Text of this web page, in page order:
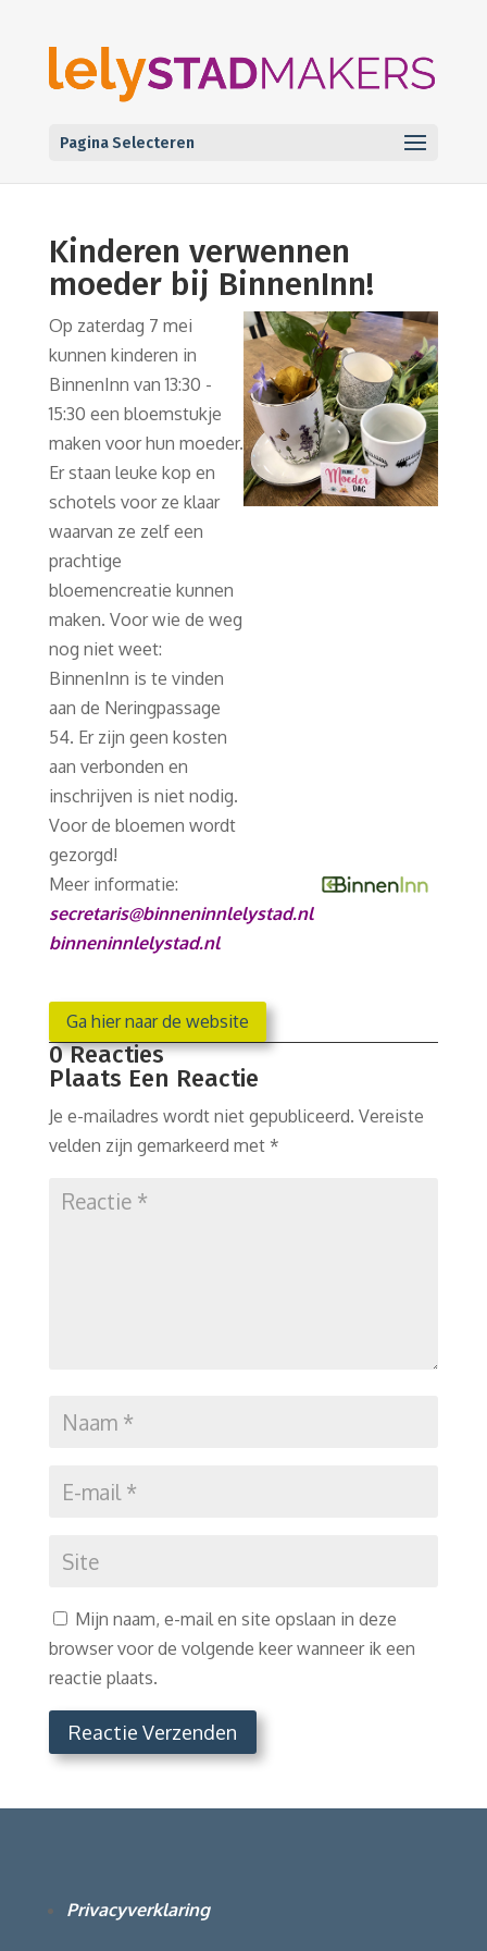
Pagina Selecteren
Kinderen verwennen
moeder bij BinnenInn!
Op zaterdag 7 mei
kunnen kinderen in
BinnenInn van 13:30 -
15:30 een bloemstukje
maken voor hun moeder.
Er staan leuke kop en
schotels voor ze klaar
waarvan ze zelf een
prachtige
bloemencreatie kunnen
maken. Voor wie de weg
nog niet weet:
BinnenInn is te vinden
aan de Neringpassage
54. Er zijn geen kosten
aan verbonden en
inschrijven is niet nodig.
Voor de bloemen wordt
gezorgd!
Meer informatie:
secretaris@binneninnlelystad.nl
binneninnlelystad.nl
Ga hier naar de website
0 Reacties
Plaats Een Reactie
Je e-mailadres wordt niet gepubliceerd. Vereiste
velden zijn gemarkeerd met *
Mijn naam, e-mail en site opslaan in deze
browser voor de volgende keer wanneer ik een
reactie plaats.
Reactie Verzenden
Privacyverklaring